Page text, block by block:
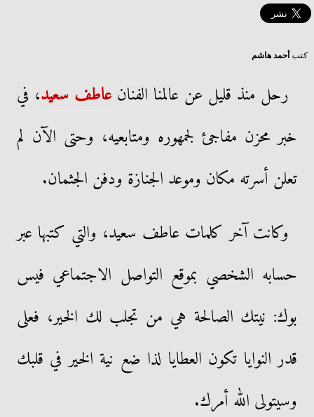
كتب أحمد هاشم
رحل منذ قليل عن عالمنا الفنان عاطف سعيد، في
خبر محزن مفاجئ لجمهوره ومتابعيه، وحتى الآن لم
تعلن أسرته مكان وموعد الجنازة ودفن الجثمان.
وكانت آخر كلمات عاطف سعيد، والتي كتبها عبر
حسابه الشخصي بموقع التواصل الاجتماعي فيس
بوك: نيتك الصالحة هي من تجلب لك الخير، فعلى
قدر النوايا تكون العطايا لذا ضع نية الخير في قلبك
وسيتولى الله أمرك.